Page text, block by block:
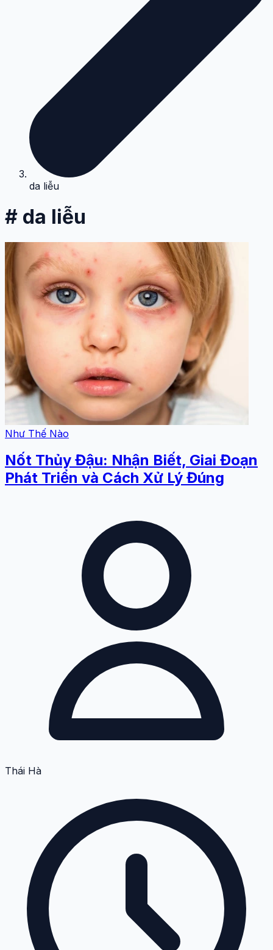
da liễu
# da liễu
Như Thế Nào
Nốt Thủy Đậu: Nhận Biết, Giai Đoạn
Phát Triển và Cách Xử Lý Đúng
Thái Hà